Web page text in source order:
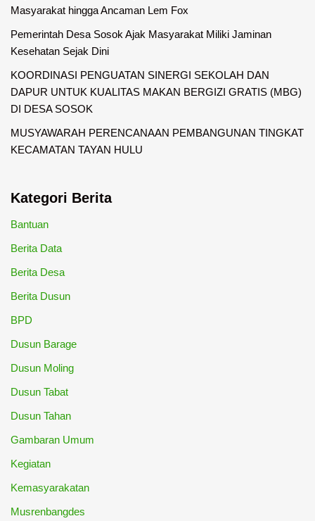
Masyarakat hingga Ancaman Lem Fox
Pemerintah Desa Sosok Ajak Masyarakat Miliki Jaminan
Kesehatan Sejak Dini
KOORDINASI PENGUATAN SINERGI SEKOLAH DAN
DAPUR UNTUK KUALITAS MAKAN BERGIZI GRATIS (MBG)
DI DESA SOSOK
MUSYAWARAH PERENCANAAN PEMBANGUNAN TINGKAT
KECAMATAN TAYAN HULU
Kategori Berita
Bantuan
Berita Data
Berita Desa
Berita Dusun
BPD
Dusun Barage
Dusun Moling
Dusun Tabat
Dusun Tahan
Gambaran Umum
Kegiatan
Kemasyarakatan
Musrenbangdes